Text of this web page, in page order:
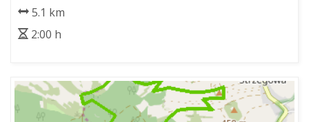
5.1 km
2:00 h